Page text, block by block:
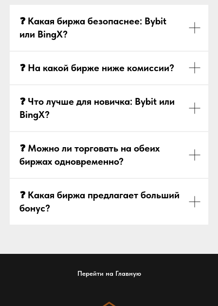
❓ Какая биржа безопаснее: Bybit
или BingX?
❓ На какой бирже ниже комиссии?
❓ Что лучше для новичка: Bybit или
BingX?
❓ Можно ли торговать на обеих
биржах одновременно?
❓ Какая биржа предлагает больший
бонус?
Перейти на Главную